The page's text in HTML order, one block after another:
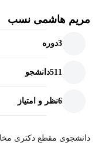
مریم هاشمی نسب
3دوره
511دانشجو
6نظر و امتیاز
دانشجوی مقطع دکتری